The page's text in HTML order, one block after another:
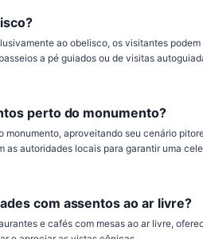
ao obelisco, os visitantes
a pé guiados ou de visitas
perto do monumento?
monumento, aproveitando seu cenário
autoridades locais para garantir uma
com assentos ao ar livre?
e cafés com mesas ao ar livre,